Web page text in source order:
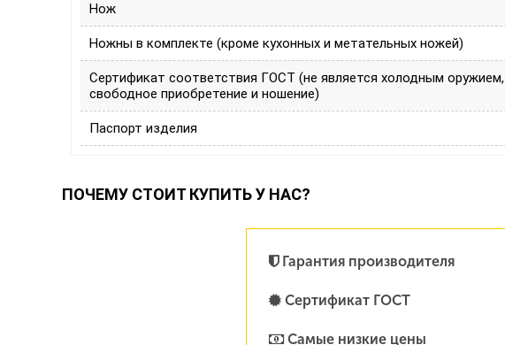
Нож
Ножны в комплекте (кроме кухонных и метательных ножей)
Сертификат соответствия ГОСТ (не является холодным оружием,
свободное приобретение и ношение)
Паспорт изделия
ПОЧЕМУ СТОИТ КУПИТЬ У НАС?
Гарантия производителя
Сертификат ГОСТ
Самые низкие цены